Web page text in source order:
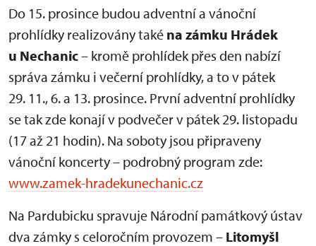
Do 15. prosince budou adventní a vánoční
prohlídky realizovány také na zámku Hrádek
u Nechanic– kromě prohlídek přes den nabízí
správa zámku i večerní prohlídky, a to v pátek
29. 11., 6. a 13. prosince. První adventní prohlídky
se tak zde konají v podvečer v pátek 29. listopadu
(17 až 21 hodin). Na soboty jsou připraveny
vánoční koncerty – podrobný program zde:
www.zamek-hradekunechanic.cz
Na Pardubicku spravuje Národní památkový ústav
dva zámky s celoročním provozem – Litomyšl